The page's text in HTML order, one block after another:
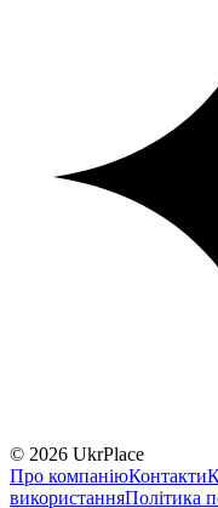
© 2026 UkrPlace
Про компаніюКонтакти
використанняПолітика